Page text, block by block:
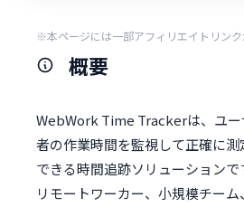
※本ページには一部アフィリエイトリンク
概要
WebWork Time Trackerは、ユ
者の作業時間を監視して正確に
できる時間追跡ソリューションで
リモートワーカー、小規模チー